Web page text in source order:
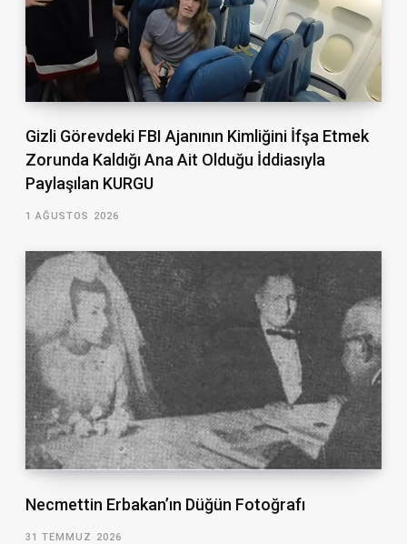
Gizli Görevdeki FBI Ajanının Kimliğini İfşa Etmek
Zorunda Kaldığı Ana Ait Olduğu İddiasıyla
Paylaşılan KURGU
1 AĞUSTOS 2026
Necmettin Erbakan’ın Düğün Fotoğrafı
31 TEMMUZ 2026